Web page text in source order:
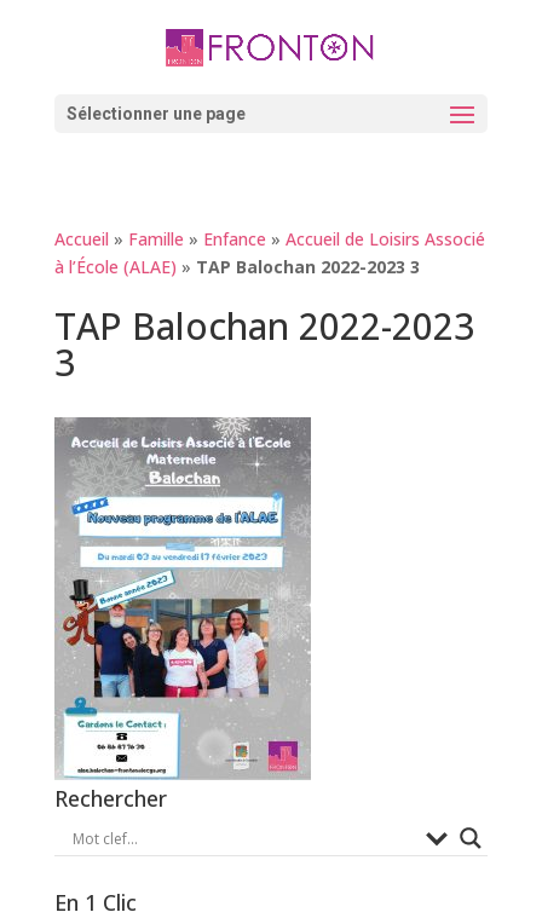
Sélectionner une page
Accueil » Famille » Enfance » Accueil de Loisirs Associé
à l’École (ALAE) » TAP Balochan 2022-2023 3
TAP Balochan 2022-2023
3
Rechercher
En 1 Clic